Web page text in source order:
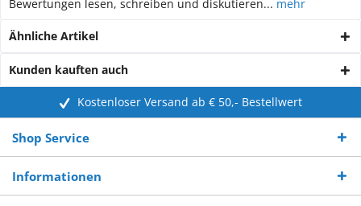
Bewertungen lesen, schreiben und diskutieren... mehr
Ähnliche Artikel
Kunden kauften auch
Kostenloser Versand ab € 50,- Bestellwert
Shop Service
Informationen